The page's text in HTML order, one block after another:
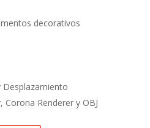
decorativos
Corona Renderer y OBJ